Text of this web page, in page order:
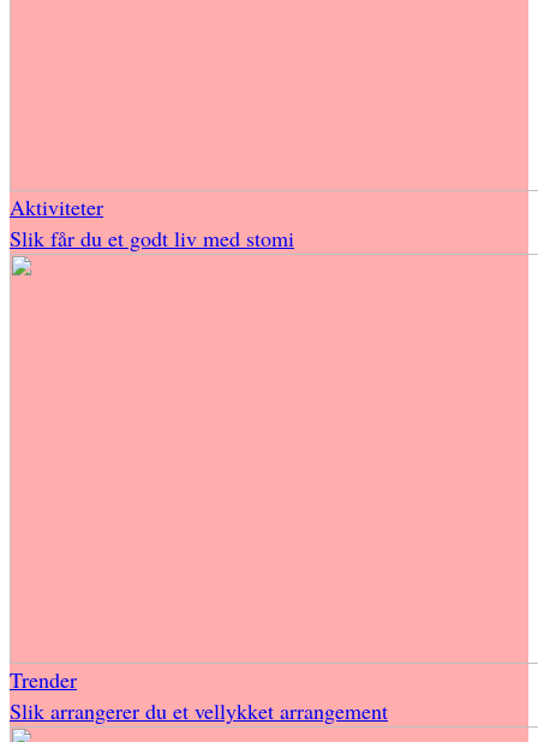
Aktiviteter
Slik får du et godt liv med stomi
Trender
Slik arrangerer du et vellykket arrangement